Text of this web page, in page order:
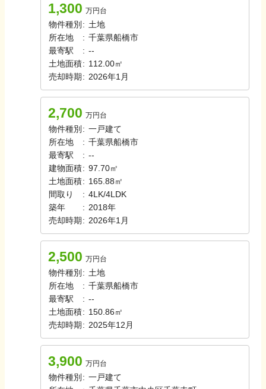
1,300 万円台
物件種別 : 土地
所在地
: 千葉県船橋市
最寄駅
: --
土地面積: 112.00㎡
売却時期 : 2026年1月
2,700 万円台
物件種別 : 一戸建て
所在地
: 千葉県船橋市
最寄駅
: --
建物面積: 97.70㎡
土地面積: 165.88㎡
間取り
: 4LK/4LDK
築年
: 2018年
売却時期 : 2026年1月
2,500 万円台
物件種別 : 土地
所在地
: 千葉県船橋市
最寄駅
: --
土地面積: 150.86㎡
売却時期 : 2025年12月
3,900 万円台
物件種別 : 一戸建て